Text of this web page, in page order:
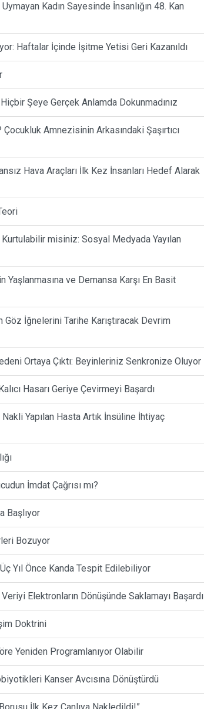
Kadın Sayesinde İnsanlığın 48. Kan
Haftalar İçinde İşitme Yetisi Geri Kazanıldı
Şeye Gerçek Anlamda Dokunmadınız
Amnezisinin Arkasındaki Şaşırtıcı
Hava Araçları İlk Kez İnsanları Hedef Alarak
misiniz: Sosyal Medyada Yayılan
Yaşlanmasına ve Demansa Karşı En Basit
Göz İğnelerini Tarihe Karıştıracak Devrim
Ortaya Çıktı: Beyinleriniz Senkronize Oluyor
Hasarı Geriye Çevirmeyi Başardı
Yapılan Hasta Artık İnsüline İhtiyaç
İmdat Çağrısı mı?
Başlıyor
Bozuyor
Yıl Önce Kanda Tespit Edilebiliyor
Elektronların Dönüşünde Saklamayı Başardı
Doktrini
Yeniden Programlanıyor Olabilir
Kanser Avcısına Dönüştürdü